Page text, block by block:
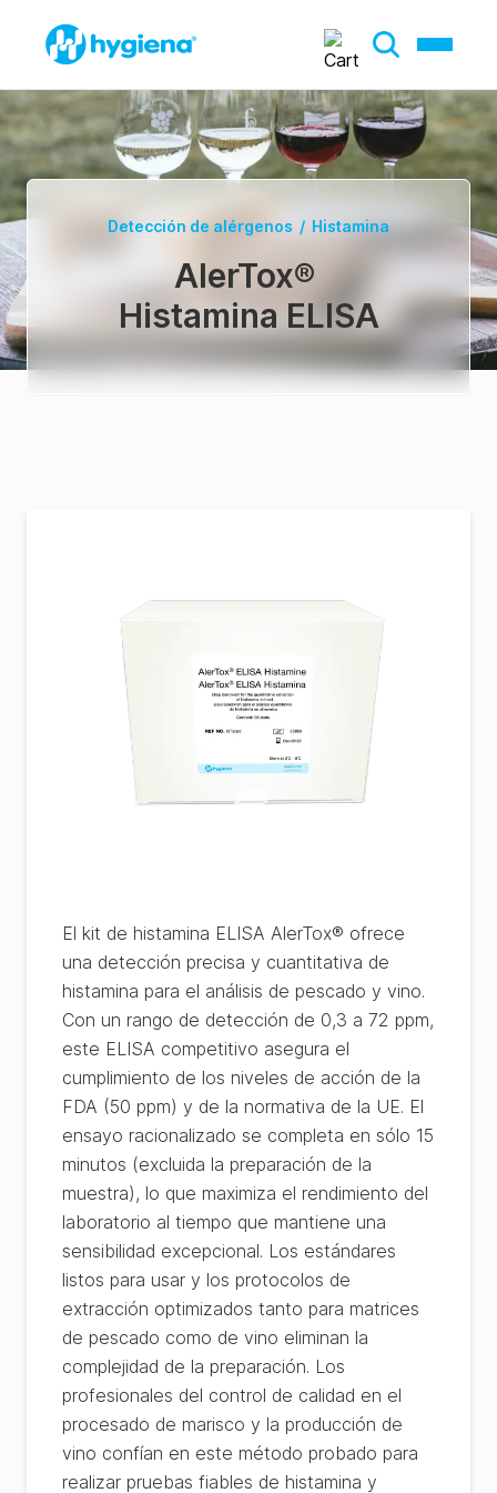
Detección de alérgenos / Histamina
AlerTox®
Histamina ELISA
El kit de histamina ELISA AlerTox® ofrece
una detección precisa y cuantitativa de
histamina para el análisis de pescado y vino.
Con un rango de detección de 0,3 a 72 ppm,
este ELISA competitivo asegura el
cumplimiento de los niveles de acción de la
FDA (50 ppm) y de la normativa de la UE. El
ensayo racionalizado se completa en sólo 15
minutos (excluida la preparación de la
muestra), lo que maximiza el rendimiento del
laboratorio al tiempo que mantiene una
sensibilidad excepcional. Los estándares
listos para usar y los protocolos de
extracción optimizados tanto para matrices
de pescado como de vino eliminan la
complejidad de la preparación. Los
profesionales del control de calidad en el
procesado de marisco y la producción de
vino confían en este método probado para
realizar pruebas fiables de histamina y